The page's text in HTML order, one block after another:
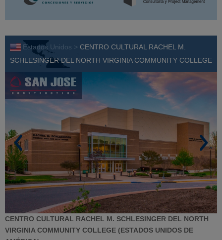
Estados Unidos > CENTRO CULTURAL RACHEL M.
SCHLESINGER DEL NORTH VIRGINIA COMMUNITY COLLEGE
CENTRO CULTURAL RACHEL M. SCHLESINGER DEL NORTH
VIRGINIA COMMUNITY COLLEGE (ESTADOS UNIDOS DE